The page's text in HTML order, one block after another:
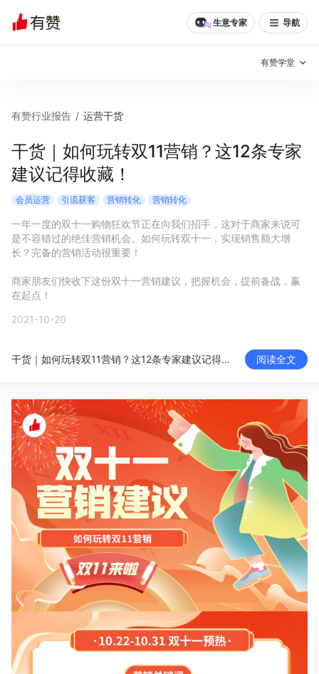
生意专家 导航
有赞学堂
有赞说增长
私域日历 增长方法
有赞说案例拆解
有赞成功案例 新零售最佳实践
面对面聊增长
新零售大会
AllValue 战略合作
增长产品指南
智库 产品场景库
产品更新动态 帮助中心
行业洞察
品牌消费观 行业报告
新零售资讯
培训课程
私域课程 新零售内参
有赞行业报告 / 运营干货
干货｜如何玩转双11营销？这12条专家
建议记得收藏！
会员运营 引流获客 营销转化 营销转化
一年一度的双十一购物狂欢节正在向我们招手，这对于商家来说可
是不容错过的绝佳营销机会。如何玩转双十一，实现销售额大增
长？完备的营销活动很重要！
商家朋友们快收下这份双十一营销建议，把握机会，提前备战，赢
在起点！
2021-10-20
干货｜如何玩转双11营销？这12条专家建议记得收藏！ 阅读全文